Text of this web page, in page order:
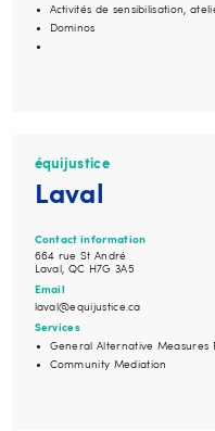
Activités de sensibilisation,
Dominos
équijustice
Laval
Contact information
664 rue St André
Laval, QC H7G 3A5
Email
laval@equijustice.ca
Services
General Alternative Measures
Community Mediation